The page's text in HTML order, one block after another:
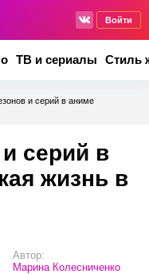
Войти
ТВ и сериалы Стиль
и серий в аниме
серий в
жизнь в
Автор:
Марина Колесниченко